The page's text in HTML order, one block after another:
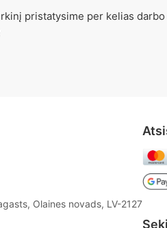
pristatysime per kelias
Olaines novads, LV-2127